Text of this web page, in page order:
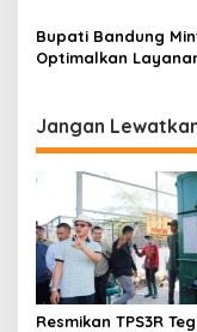
Siap Tampung Dua
Siswa
Bupati Bandung
Optimalkan
Kekeringan
Jangan
Resmikan TPS3R